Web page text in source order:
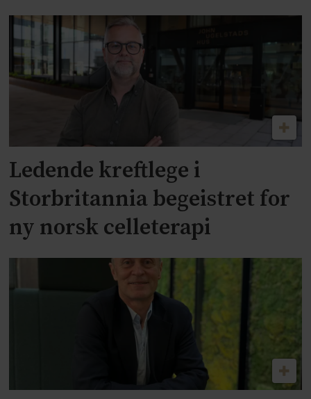
Ledende kreftlege i
Storbritannia begeistret for
ny norsk celleterapi